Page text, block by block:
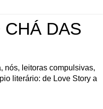
CHÁ DAS
nós, leitoras compulsivas,
literário: de Love Story a